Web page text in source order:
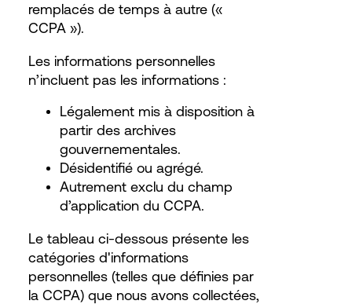
remplacés de temps à autre («
CCPA »).
Les informations personnelles
n’incluent pas les informations :
Légalement mis à disposition à
partir des archives
gouvernementales.
Désidentifié ou agrégé.
Autrement exclu du champ
d’application du CCPA.
Le tableau ci-dessous présente les
catégories d'informations
personnelles (telles que définies par
la CCPA) que nous avons collectées,